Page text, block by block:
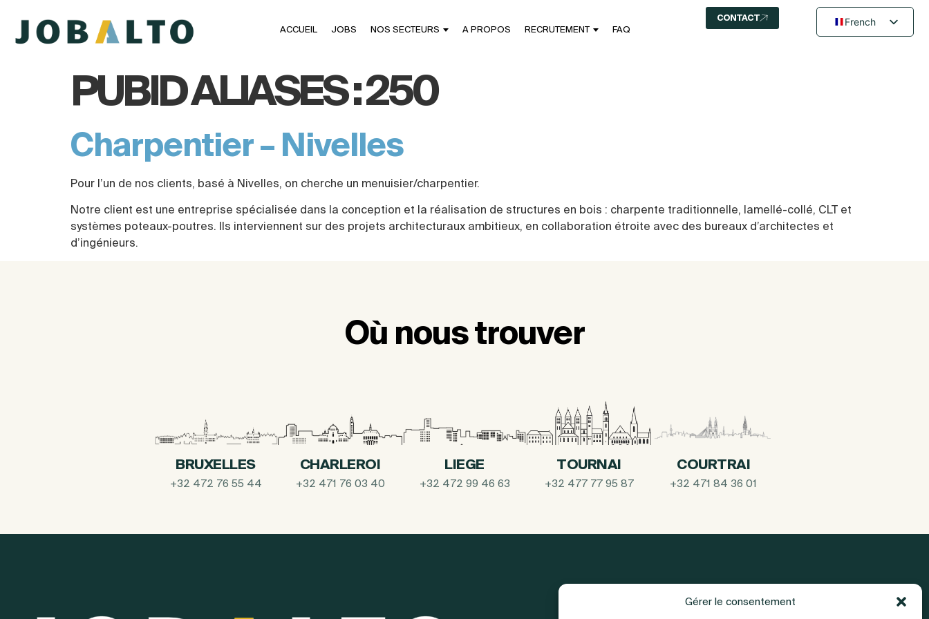
Gérer le consentement
ACCUEIL JOBS NOS SECTEURS A PROPOS RECRUTEMENT FAQ
CONTACT
French
PUBID ALIASES :250
Charpentier – Nivelles
Pour l’un de nos clients, basé à Nivelles, on cherche un menuisier/charpentier.
Notre client est une entreprise spécialisée dans la conception et la réalisation de structures en bois : charpente traditionnelle, lamellé-collé, CLT et
systèmes poteaux-poutres. Ils interviennent sur des projets architecturaux ambitieux, en collaboration étroite avec des bureaux d’architectes et
d’ingénieurs.
Où nous trouver
BRUXELLES
+32 472 76 55 44
CHARLEROI
+32 471 76 03 40
LIEGE
+32 472 99 46 63
TOURNAI
+32 477 77 95 87
COURTRAI
+32 471 84 36 01